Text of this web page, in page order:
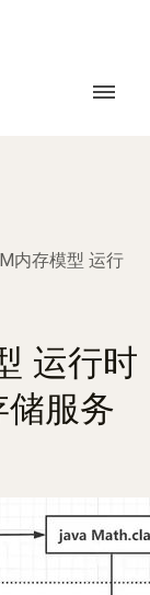
内存模型 运行
运行时
服务